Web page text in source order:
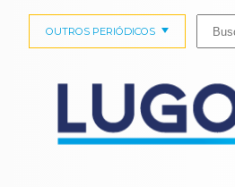
OUTROS PERIÓDICOS